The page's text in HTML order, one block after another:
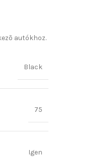
autókhoz.
Black
75
Igen